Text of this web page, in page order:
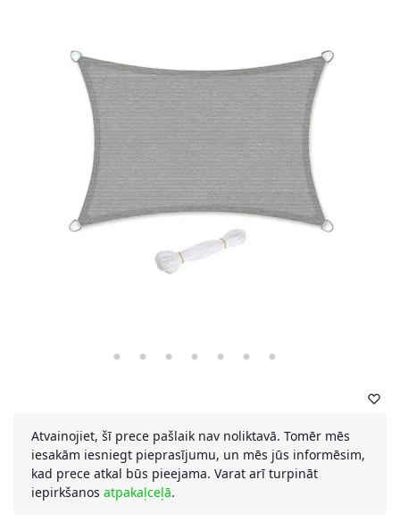
Atvainojiet, šī prece pašlaik nav noliktavā. Tomēr mēs
iesakām iesniegt pieprasījumu, un mēs jūs informēsim,
kad prece atkal būs pieejama. Varat arī turpināt
iepirkšanos atpakaļceļā.